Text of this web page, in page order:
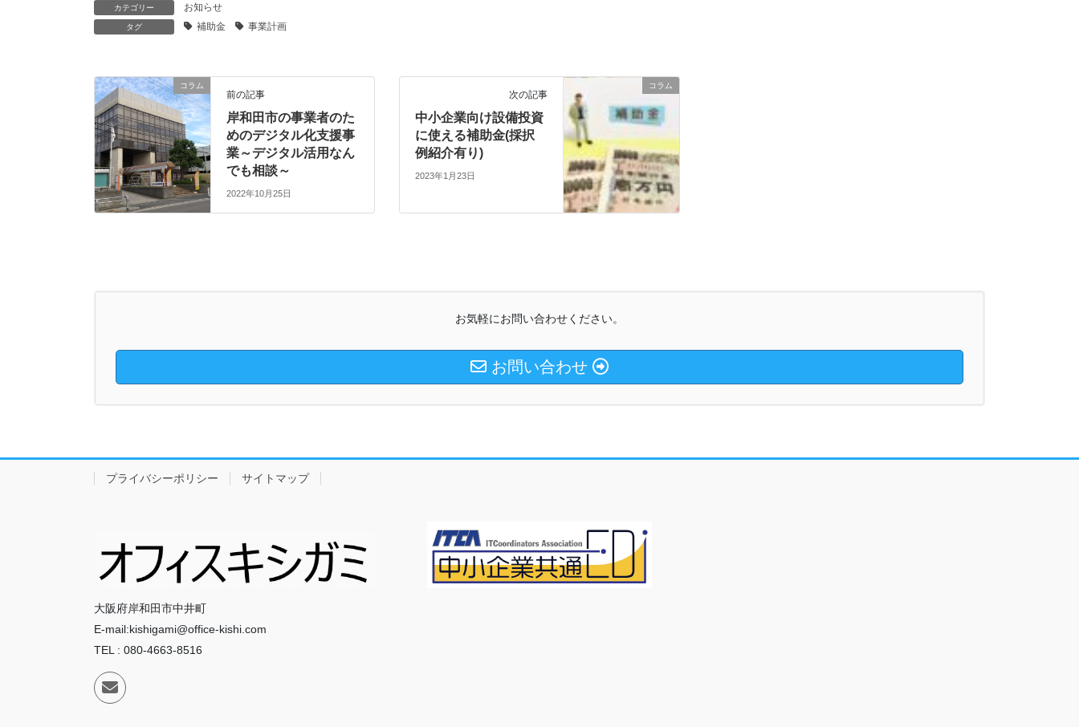
カテゴリー お知らせ
タグ 補助金 事業計画
コラム
前の記事
岸和田市の事業者のた
めのデジタル化支援事
業～デジタル活用なん
でも相談～
2022年10月25日
コラム
次の記事
中小企業向け設備投資
に使える補助金(採択
例紹介有り)
2023年1月23日
お気軽にお問い合わせください。
お問い合わせ
プライバシーポリシー サイトマップ
大阪府岸和田市中井町
E-mail:kishigami@office-kishi.com
TEL : 080-4663-8516